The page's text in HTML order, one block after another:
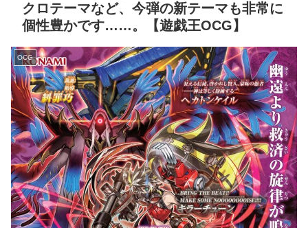
クロテーマなど、今弾の新テーマも非常に
個性豊かです……。【遊戯王OCG】
OCG